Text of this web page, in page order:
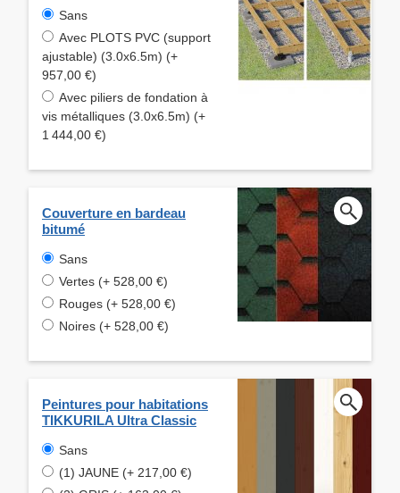
Sans
Avec PLOTS PVC (support
ajustable) (3.0x6.5m) (+
957,00 €)
Avec piliers de fondation à
vis métalliques (3.0x6.5m) (+
1 444,00 €)
Couverture en bardeau
bitumé
Sans
Vertes (+ 528,00 €)
Rouges (+ 528,00 €)
Noires (+ 528,00 €)
Peintures pour habitations
TIKKURILA Ultra Classic
Sans
(1) JAUNE (+ 217,00 €)